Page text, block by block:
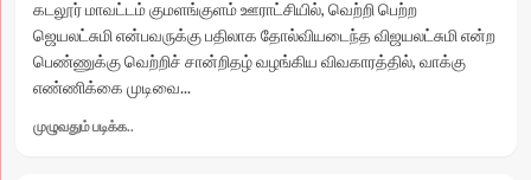
‘அந்தர்
பல்டி’யடித்த
கே.எஸ்
அழகிரி!!
கடலூர் மாவட்டம் குமளங்குளம் ஊராட்சியில், வெற்றி பெற்ற
ஜெயலட்சுமி என்பவருக்கு பதிலாக தோல்வியடைந்த விஜயலட்சுமி என்ற
பெண்ணுக்கு வெற்றிச் சான்றிதழ் வழங்கிய விவகாரத்தில், வாக்கு
எண்ணிக்கை முடிவை...
முழுவதும் படிக்க..